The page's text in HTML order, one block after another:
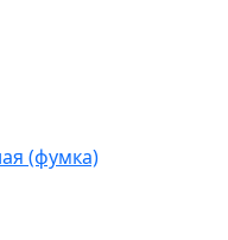
(фумка)